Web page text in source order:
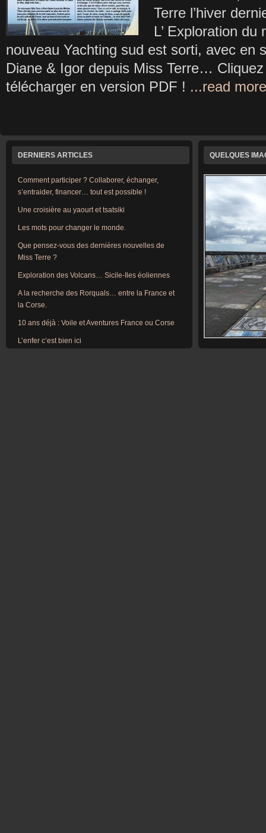
Terre l’hiver
L’ Exploration
nouveau Yachting sud est sorti, avec en
Diane & Igor depuis Miss Terre… Cliquez
télécharger en version PDF ! ...read more
DERNIERS ARTICLES
Comment participer ? Collaborer, échanger,
s’entraider, financer… tout est possible !
Une croisière au yaourt et tsatsiki
Les mots pour changer le monde.
Que pensez-vous des dernières nouvelles de
Miss Terre ?
Exploration des Volcans… Sicile-Iles éoliennes
A la recherche des Rorquals… entre la France et
la Corse.
10 ans déjà : Voile et Aventures France ou Corse
L’enfer c’est bien ici
QUELQUES